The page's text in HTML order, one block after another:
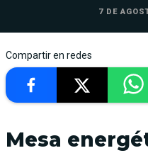
7 DE
Compartir en redes
Mesa